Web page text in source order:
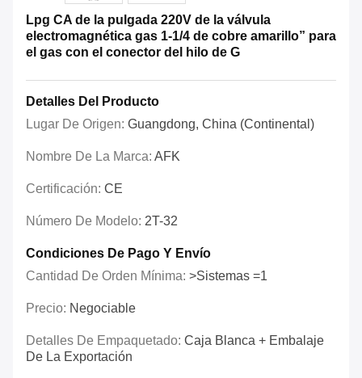
Lpg CA de la pulgada 220V de la válvula
electromagnética gas 1-1/4 de cobre amarillo” para
el gas con el conector del hilo de G
Detalles Del Producto
Lugar De Origen: Guangdong, China (Continental)
Nombre De La Marca: AFK
Certificación: CE
Número De Modelo: 2T-32
Condiciones De Pago Y Envío
Cantidad De Orden Mínima: >Sistemas =1
Precio: Negociable
Detalles De Empaquetado: Caja Blanca + Embalaje
De La Exportación